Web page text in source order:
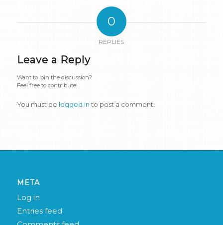
0
REPLIES
Leave a Reply
Want to join the discussion?
Feel free to contribute!
You must be logged into post a comment.
META
Log in
Entries feed